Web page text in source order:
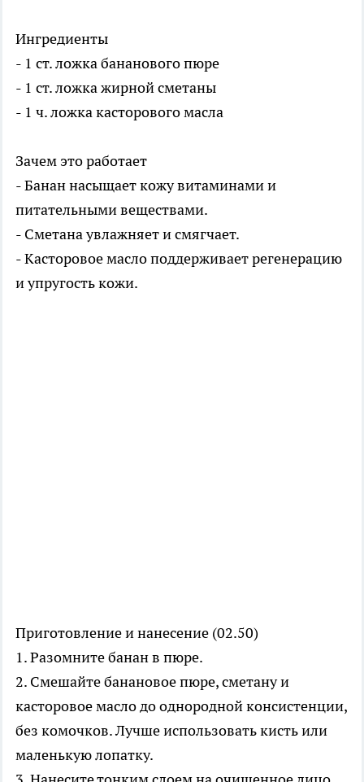
Ингредиенты
- 1 ст. ложка бананового пюре
- 1 ст. ложка жирной сметаны
- 1 ч. ложка касторового масла
Зачем это работает
- Банан насыщает кожу витаминами и
питательными веществами.
- Сметана увлажняет и смягчает.
- Касторовое масло поддерживает регенерацию
и упругость кожи.
Приготовление и нанесение (02.50)
1. Разомните банан в пюре.
2. Смешайте банановое пюре, сметану и
касторовое масло до однородной консистенции,
без комочков. Лучше использовать кисть или
маленькую лопатку.